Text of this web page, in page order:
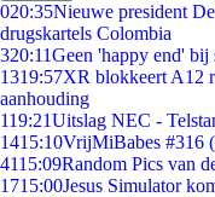
020:35Nieuwe president
drugskartels Colombia
320:11Geen 'happy end'
1319:57XR blokkeert A12
aanhouding
119:21Uitslag NEC -
1415:10VrijMiBabes #316
4115:09Random Pics van
1715:00Jesus Simulator